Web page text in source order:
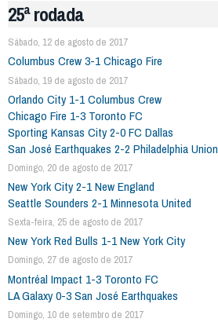
25ª rodada
Sábado, 12 de agosto de 2017
Columbus Crew 3-1 Chicago Fire
Sábado, 19 de agosto de 2017
Orlando City 1-1 Columbus Crew
Chicago Fire 1-3 Toronto FC
Sporting Kansas City 2-0 FC Dallas
San José Earthquakes 2-2 Philadelphia Union
Domingo, 20 de agosto de 2017
New York City 2-1 New England
Seattle Sounders 2-1 Minnesota United
Sexta-feira, 25 de agosto de 2017
New York Red Bulls 1-1 New York City
Domingo, 27 de agosto de 2017
Montréal Impact 1-3 Toronto FC
LA Galaxy 0-3 San José Earthquakes
Domingo, 10 de setembro de 2017